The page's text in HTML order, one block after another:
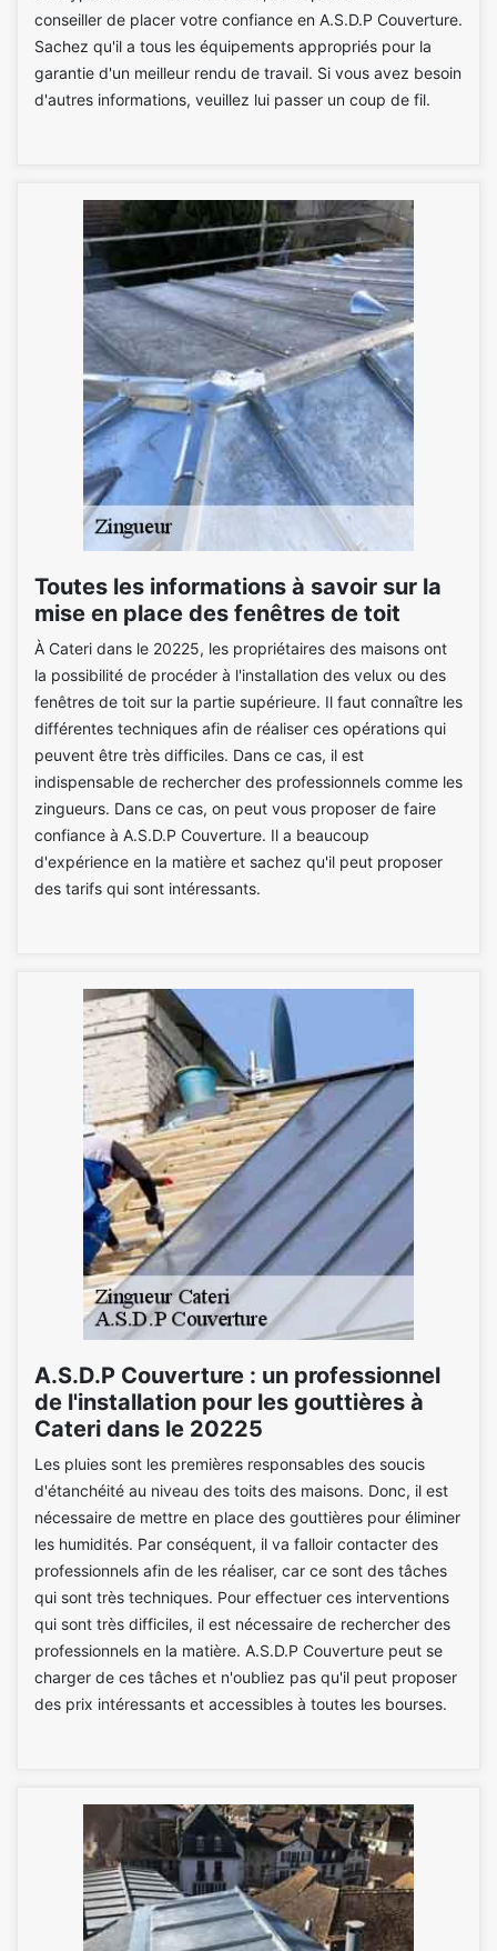
conseiller de placer votre confiance en A.S.D.P Couverture.
Sachez qu'il a tous les équipements appropriés pour la
garantie d'un meilleur rendu de travail. Si vous avez besoin
d'autres informations, veuillez lui passer un coup de fil.
Toutes les informations à savoir sur la
mise en place des fenêtres de toit
À Cateri dans le 20225, les propriétaires des maisons ont
la possibilité de procéder à l'installation des velux ou des
fenêtres de toit sur la partie supérieure. Il faut connaître les
différentes techniques afin de réaliser ces opérations qui
peuvent être très difficiles. Dans ce cas, il est
indispensable de rechercher des professionnels comme les
zingueurs. Dans ce cas, on peut vous proposer de faire
confiance à A.S.D.P Couverture. Il a beaucoup
d'expérience en la matière et sachez qu'il peut proposer
des tarifs qui sont intéressants.
A.S.D.P Couverture : un professionnel
de l'installation pour les gouttières à
Cateri dans le 20225
Les pluies sont les premières responsables des soucis
d'étanchéité au niveau des toits des maisons. Donc, il est
nécessaire de mettre en place des gouttières pour éliminer
les humidités. Par conséquent, il va falloir contacter des
professionnels afin de les réaliser, car ce sont des tâches
qui sont très techniques. Pour effectuer ces interventions
qui sont très difficiles, il est nécessaire de rechercher des
professionnels en la matière. A.S.D.P Couverture peut se
charger de ces tâches et n'oubliez pas qu'il peut proposer
des prix intéressants et accessibles à toutes les bourses.